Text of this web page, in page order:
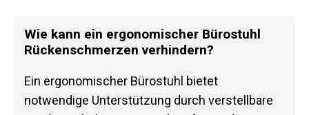
Wie kann ein ergonomischer Bürostuhl
Rückenschmerzen verhindern?
Ein ergonomischer Bürostuhl bietet
notwendige Unterstützung durch verstellbare